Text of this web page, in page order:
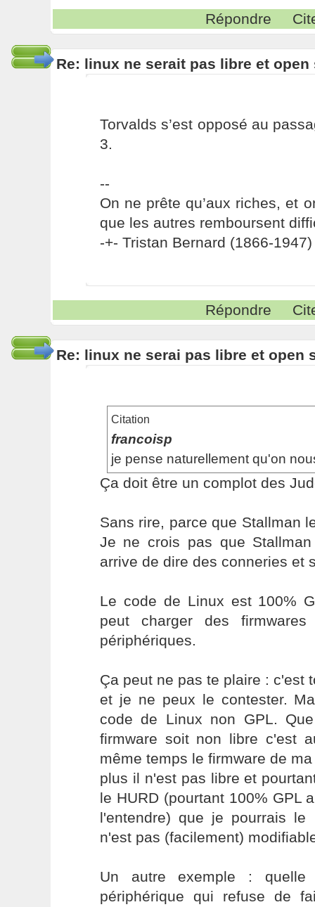
Répondre
Re: linux ne serait pas libre et open
Torvalds s’est opposé au
3.
--
On ne prête qu’aux riches, et
que les autres remboursent
-+- Tristan Bernard (1866-1947)
Répondre
Re: linux ne serai pas libre et open
Citation
francoisp
je pense naturellement qu'on
Ça doit être un complot des
Sans rire, parce que Stallman
Je ne crois pas que
arrive de dire des conneries et
Le code de Linux est 100%
peut charger des
périphériques.
Ça peut ne pas te plaire : c'est
et je ne peux le contester.
code de Linux non GPL.
firmware soit non libre c'est
même temps le firmware de
plus il n'est pas libre et
le HURD (pourtant 100% GPL
l'entendre) que je pourrais
n'est pas (facilement)
Un autre exemple : quelle
périphérique qui refuse de